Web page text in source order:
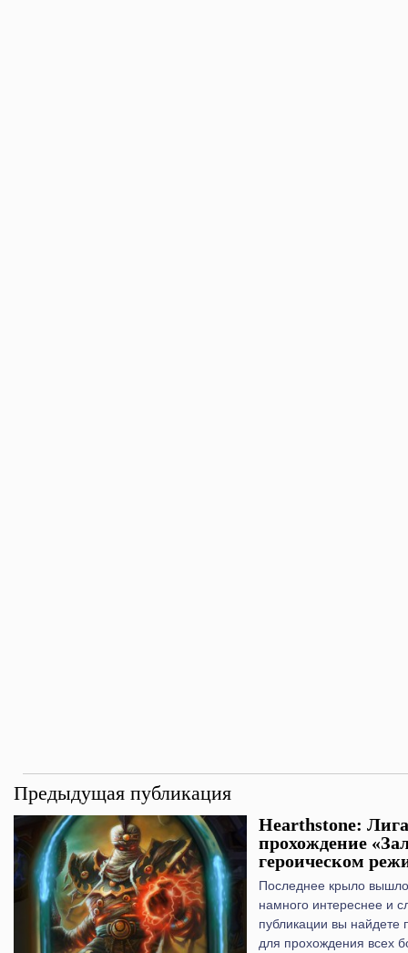
Предыдущая публикация
Hearthstone:
прохождение
героическом
Последнее крыло вышло
намного интереснее и
публикации вы найдете
для прохождения всех